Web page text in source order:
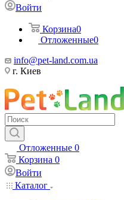
Войти
Корзина0
Отложенные0
info@pet-land.com.ua
г. Киев
Отложенные 0
Корзина 0
Войти
Каталог